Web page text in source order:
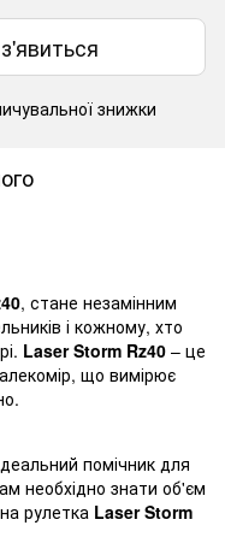
знижки
, стане незамінним
і кожному, хто
Laser Storm Rz40 – це
що вимірює
помічник для
необхідно знати об'єм
рулетка Laser Storm